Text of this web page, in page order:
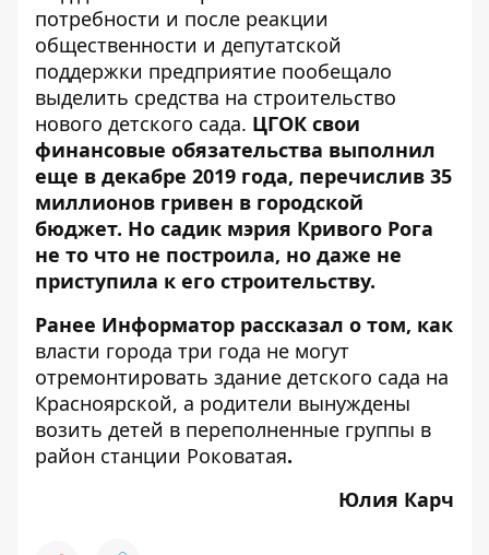
потребности и после реакции
общественности и депутатской
поддержки предприятие пообещало
выделить средства на строительство
нового детского сада. ЦГОК свои
финансовые обязательства выполнил
еще в декабре 2019 года, перечислив 35
миллионов гривен в городской
бюджет. Но садик мэрия Кривого Рога
не то что не построила, но даже не
приступила к его строительству.
Ранее Информатор рассказал о том, как
власти города три года не могут
отремонтировать здание детского сада на
Красноярской, а родители вынуждены
возить детей в переполненные группы в
район станции Роковатая.
Юлия Карч